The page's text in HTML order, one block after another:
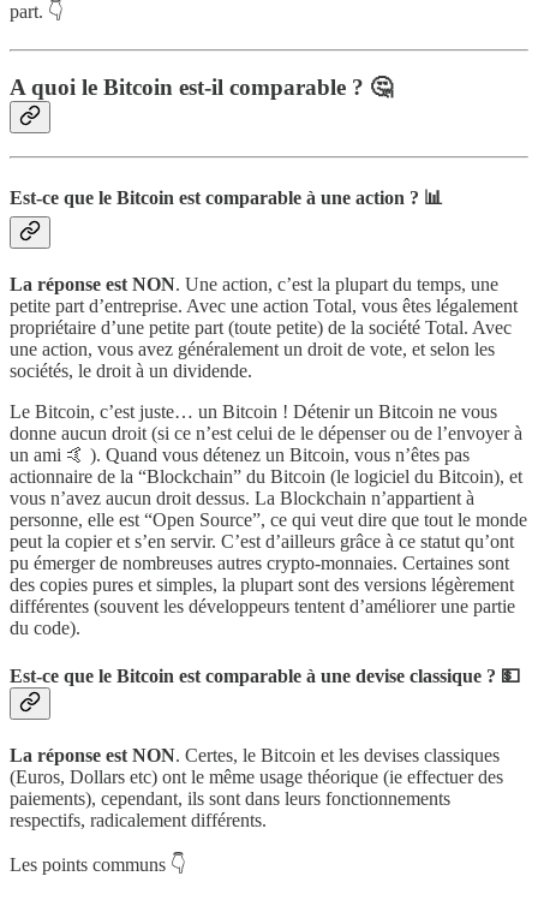
part. 👇
A quoi le Bitcoin est-il comparable ? 🤔
Est-ce que le Bitcoin est comparable à une action ? 📊
La réponse est NON. Une action, c’est la plupart du temps, une
petite part d’entreprise. Avec une action Total, vous êtes légalement
propriétaire d’une petite part (toute petite) de la société Total. Avec
une action, vous avez généralement un droit de vote, et selon les
sociétés, le droit à un dividende.
Le Bitcoin, c’est juste… un Bitcoin ! Détenir un Bitcoin ne vous
donne aucun droit (si ce n’est celui de le dépenser ou de l’envoyer à
un ami 🤙 ). Quand vous détenez un Bitcoin, vous n’êtes pas
actionnaire de la “Blockchain” du Bitcoin (le logiciel du Bitcoin), et
vous n’avez aucun droit dessus. La Blockchain n’appartient à
personne, elle est “Open Source”, ce qui veut dire que tout le monde
peut la copier et s’en servir. C’est d’ailleurs grâce à ce statut qu’ont
pu émerger de nombreuses autres crypto-monnaies. Certaines sont
des copies pures et simples, la plupart sont des versions légèrement
différentes (souvent les développeurs tentent d’améliorer une partie
du code).
Est-ce que le Bitcoin est comparable à une devise classique ? 💵
La réponse est NON. Certes, le Bitcoin et les devises classiques
(Euros, Dollars etc) ont le même usage théorique (ie effectuer des
paiements), cependant, ils sont dans leurs fonctionnements
respectifs, radicalement différents.
Les points communs 👇